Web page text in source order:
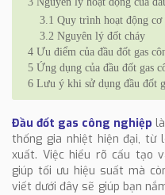
3.1 Quy trình hoạt động cơ
3.2 Nguyên lý đốt cháy
4 Ưu điểm của đầu đốt gas
5 Ứng dụng của đầu đốt gas
6 Lưu ý khi sử dụng đầu đốt
Đầu đốt gas công nghiệp
thống gia nhiệt hiện đại, từ
xuất. Việc hiểu rõ cấu tạo
giúp tối ưu hiệu suất mà
viết dưới đây sẽ giúp bạn